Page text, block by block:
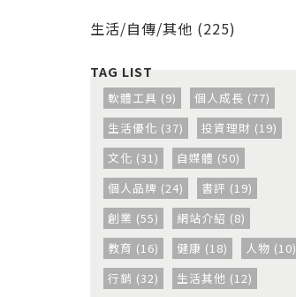
生活/自傳/其他 (225)
軟體工具 (9)
個人成長 (77)
生活優化 (37)
投資理財 (19)
文化 (31)
自媒體 (50)
個人品牌 (24)
書評 (19)
創業 (55)
網站介紹 (8)
教育 (16)
健康 (18)
人物 (10)
行銷 (32)
生活其他 (12)